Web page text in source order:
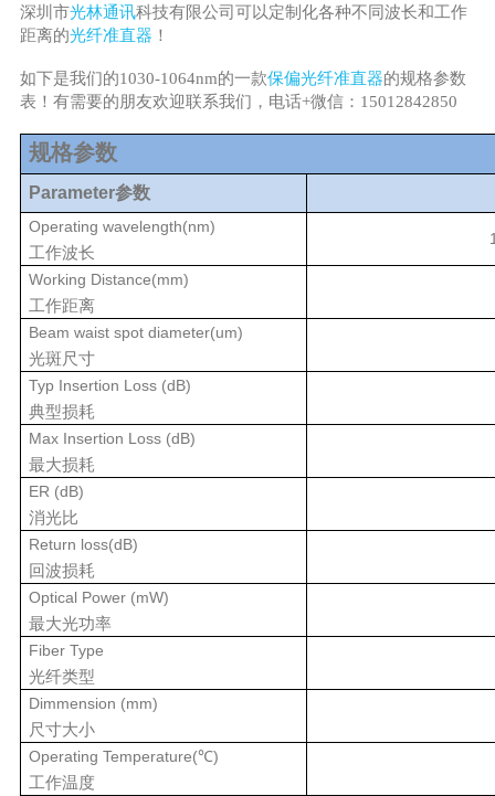
深圳市光林通讯科技有限公司可以定制化各种不同波长和工作
距离的光纤准直器 ！
如下是我们的1030-1064nm的一款保偏光纤准直器的规格参数
表！有需要的朋友欢迎联系我们，电话+微信：15012842850
规格参数
Parameter参数
Operating wavelength(nm)
工作波长
Working Distance(mm)
工作距离
Beam waist spot diameter(um)
光斑尺寸
Typ Insertion Loss (dB)
典型损耗
Max Insertion Loss (dB)
最大损耗
ER (dB)
消光比
Return loss(dB)
回波损耗
Optical Power (mW)
最大光功率
Fiber Type
光纤类型
Dimmension (mm)
尺寸大小
Operating Temperature(℃)
工作温度